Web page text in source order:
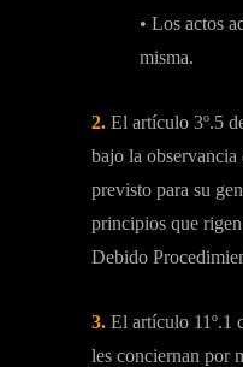
• Los actos
misma.
2. El artículo 3º.5
bajo la
previsto para su
principios que
Debido
3. El artículo 11º.1
les conciernan por